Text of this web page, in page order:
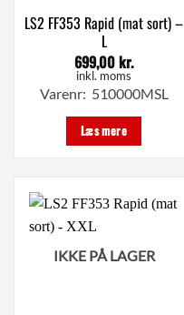
LS2 FF353 Rapid (mat sort) –
L
699,00kr.
inkl. moms
Varenr: 510000MSL
Læs mere
IKKE PÅ LAGER